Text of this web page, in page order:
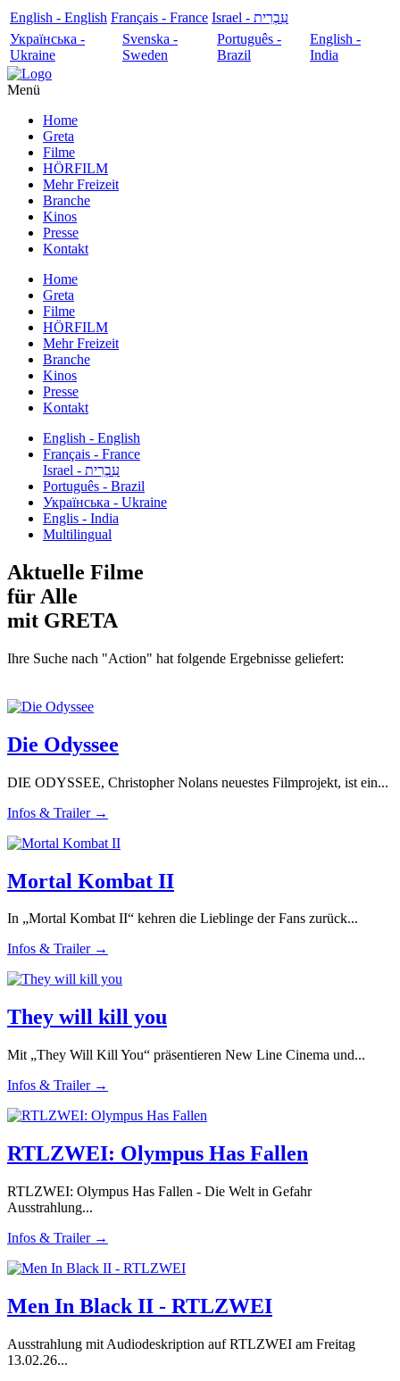
English - English Français - France
עִבְרִית - Israel
Українська -
Ukraine
Svenska -
Sweden
Português -
Brazil
English -
India
Menü
Home
Greta
Filme
HÖRFILM
Mehr Freizeit
Branche
Kinos
Presse
Kontakt
Home
Greta
Filme
HÖRFILM
Mehr Freizeit
Branche
Kinos
Presse
Kontakt
English - English
Français - France
עִבְרִית - Israel
Português - Brazil
Українська - Ukraine
Englis - India
Multilingual
Aktuelle Filme
für Alle
mit GRETA
Ihre Suche nach "Action" hat folgende Ergebnisse geliefert:
Die Odyssee
DIE ODYSSEE, Christopher Nolans neuestes Filmprojekt, ist ein...
Infos & Trailer →
Mortal Kombat II
In „Mortal Kombat II“ kehren die Lieblinge der Fans zurück...
Infos & Trailer →
They will kill you
Mit „They Will Kill You“ präsentieren New Line Cinema und...
Infos & Trailer →
RTLZWEI: Olympus Has Fallen
RTLZWEI: Olympus Has Fallen - Die Welt in Gefahr
Ausstrahlung...
Infos & Trailer →
Men In Black II - RTLZWEI
Ausstrahlung mit Audiodeskription auf RTLZWEI am Freitag
13.02.26...